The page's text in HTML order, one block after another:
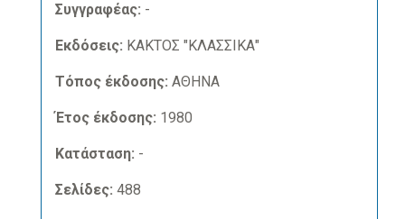
Συγγραφέας: -
Εκδόσεις: ΚΑΚΤΟΣ "ΚΛΑΣΣΙΚΑ"
Τόπος έκδοσης: ΑΘΗΝΑ
Έτος έκδοσης: 1980
Κατάσταση: -
Σελίδες: 488